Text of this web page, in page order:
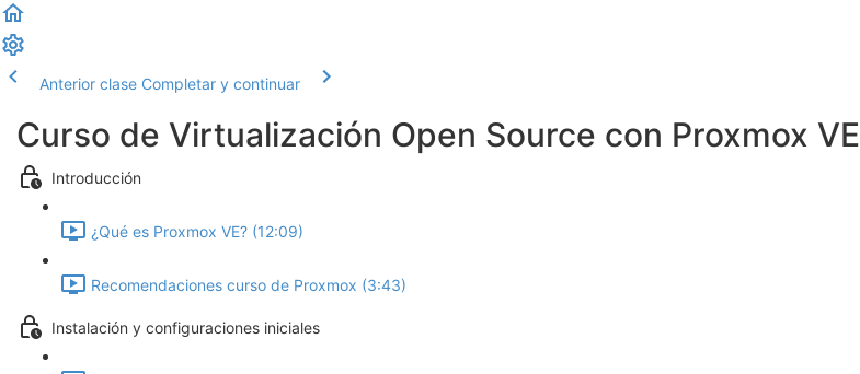
Anterior clase Completar y continuar
Curso de Virtualización Open Source con Proxmox VE
Introducción
¿Qué es Proxmox VE? (12:09)
Recomendaciones curso de Proxmox (3:43)
Instalación y configuraciones iniciales